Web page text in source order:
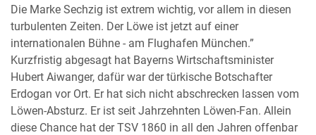
Die Marke Sechzig ist extrem wichtig, vor allem in diesen
turbulenten Zeiten. Der Löwe ist jetzt auf einer
internationalen Bühne - am Flughafen München.”
Kurzfristig abgesagt hat Bayerns Wirtschaftsminister
Hubert Aiwanger, dafür war der türkische Botschafter
Erdogan vor Ort. Er hat sich nicht abschrecken lassen vom
Löwen-Absturz. Er ist seit Jahrzehnten Löwen-Fan. Allein
diese Chance hat der TSV 1860 in all den Jahren offenbar